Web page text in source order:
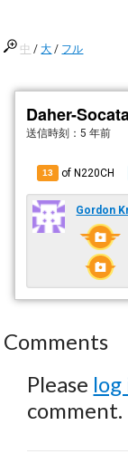
中 /大 / フル
Daher-
送信時刻：5 年前
13 of N220CH
Gordon
Comments
Please log
comment.